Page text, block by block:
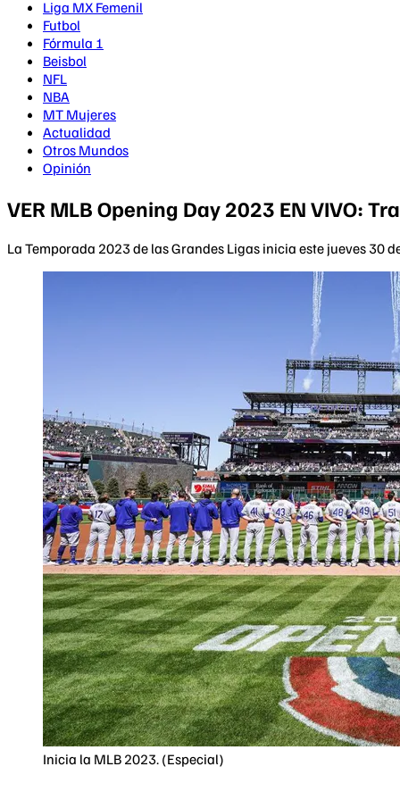
Liga MX Femenil
Futbol
Fórmula 1
Beisbol
NFL
NBA
MT Mujeres
Actualidad
Otros Mundos
Opinión
VER MLB Opening Day 2023 EN VIVO:
La Temporada 2023 de las Grandes Ligas inicia este jueves 30
Inicia la MLB 2023. (Especial)